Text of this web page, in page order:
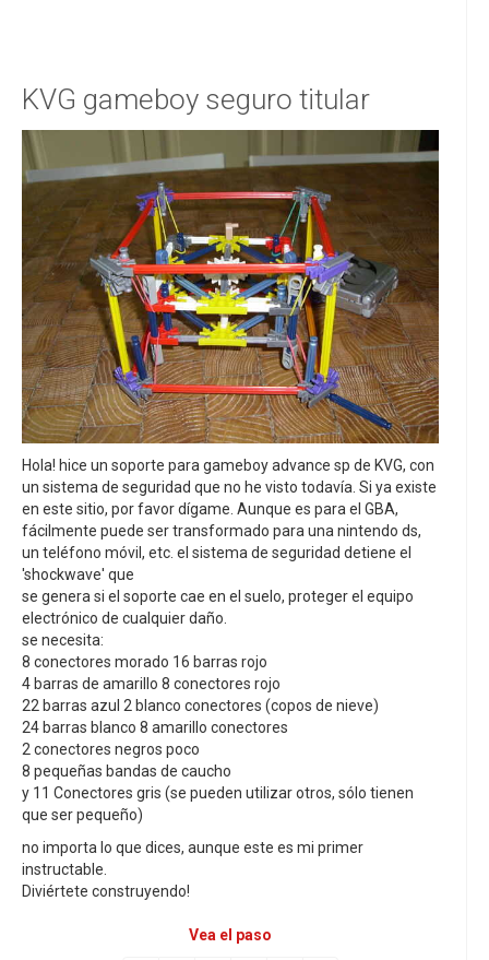
KVG gameboy seguro titular
Hola! hice un soporte para gameboy advance sp de KVG, con
un sistema de seguridad que no he visto todavía. Si ya existe
en este sitio, por favor dígame. Aunque es para el GBA,
fácilmente puede ser transformado para una nintendo ds,
un teléfono móvil, etc. el sistema de seguridad detiene el
'shockwave' que
se genera si el soporte cae en el suelo, proteger el equipo
electrónico de cualquier daño.
se necesita:
8 conectores morado 16 barras rojo
4 barras de amarillo 8 conectores rojo
22 barras azul 2 blanco conectores (copos de nieve)
24 barras blanco 8 amarillo conectores
2 conectores negros poco
8 pequeñas bandas de caucho
y 11 Conectores gris (se pueden utilizar otros, sólo tienen
que ser pequeño)
no importa lo que dices, aunque este es mi primer
instructable.
Diviértete construyendo!
Vea el paso